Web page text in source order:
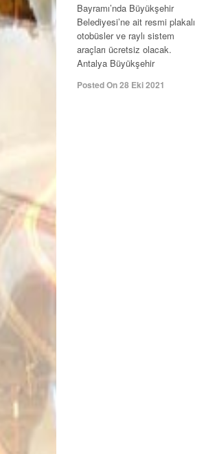
Bayramı’nda Büyükşehir
Belediyesi’ne ait resmi plakalı
otobüsler ve raylı sistem
araçları ücretsiz olacak.
Antalya Büyükşehir
Posted On 28 Eki 2021